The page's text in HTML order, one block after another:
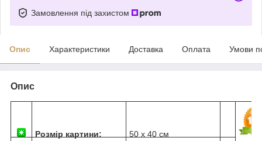
Замовлення під захистом
Опис Характеристики Доставка Оплата Умови
Опис
Розмір картини:
50 х 40 см